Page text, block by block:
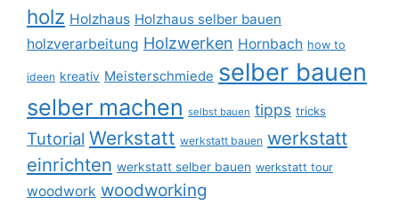
holz Holzhaus Holzhaus selber bauen
holzverarbeitung Holzwerken Hornbach how to
ideen kreativ Meisterschmiede selber bauen
selber machen selbst bauen tipps tricks
Tutorial Werkstatt werkstatt bauen werkstatt
einrichten werkstatt selber bauen werkstatt tour
woodwork woodworking